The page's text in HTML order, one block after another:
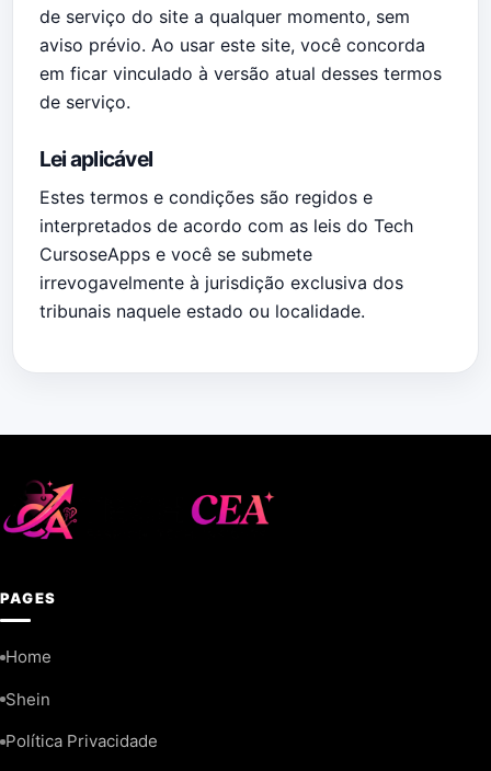
de serviço do site a qualquer momento, sem
aviso prévio. Ao usar este site, você concorda
em ficar vinculado à versão atual desses termos
de serviço.
Lei aplicável
Estes termos e condições são regidos e
interpretados de acordo com as leis do Tech
CursoseApps e você se submete
irrevogavelmente à jurisdição exclusiva dos
tribunais naquele estado ou localidade.
PAGES
Home
Shein
Política Privacidade